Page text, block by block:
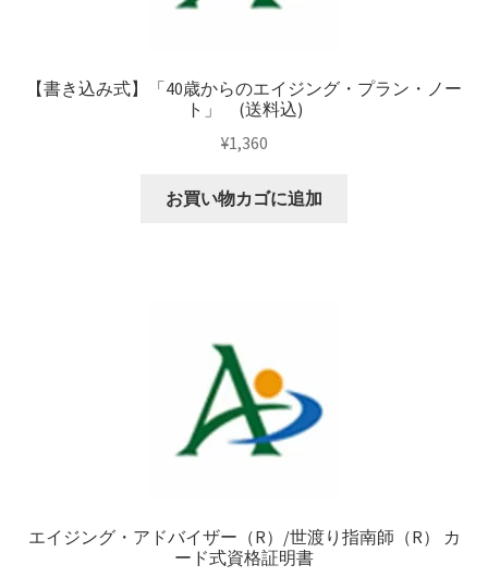
【書き込み式】「40歳からのエイジング・プラン・ノー
ト」 (送料込)
¥1,360
お買い物カゴに追加
エイジング・アドバイザー（R）/世渡り指南師（R） カ
ード式資格証明書